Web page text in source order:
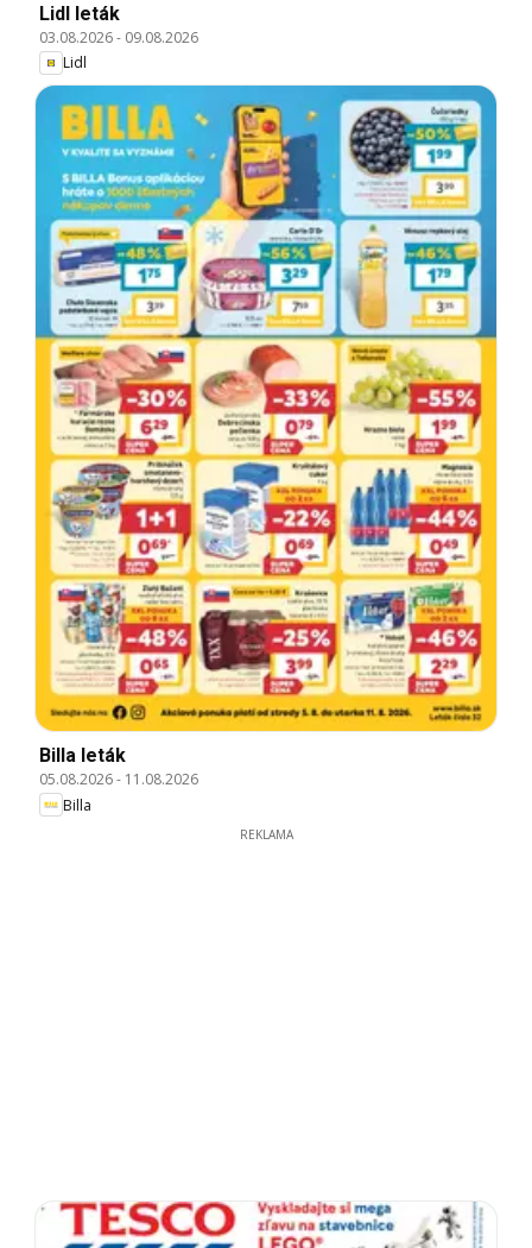
Lidl leták
03.08.2026- 09.08.2026
Lidl
Billa leták
05.08.2026- 11.08.2026
Billa
REKLAMA